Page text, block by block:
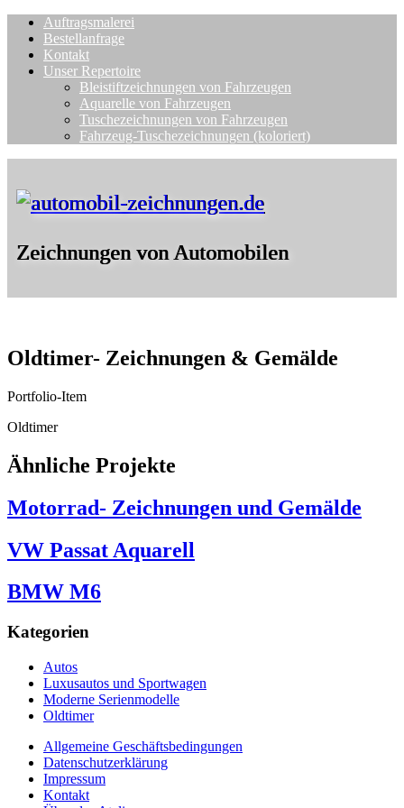
Auftragsmalerei
Bestellanfrage
Kontakt
Unser Repertoire
Bleistiftzeichnungen von Fahrzeugen
Aquarelle von Fahrzeugen
Tuschezeichnungen von Fahrzeugen
Fahrzeug-Tuschezeichnungen (koloriert)
Zeichnungen von Automobilen
Oldtimer- Zeichnungen & Gemälde
Portfolio-Item
Oldtimer
Ähnliche Projekte
Motorrad- Zeichnungen und Gemälde
VW Passat Aquarell
BMW M6
Kategorien
Autos
Luxusautos und Sportwagen
Moderne Serienmodelle
Oldtimer
Allgemeine Geschäftsbedingungen
Datenschutzerklärung
Impressum
Kontakt